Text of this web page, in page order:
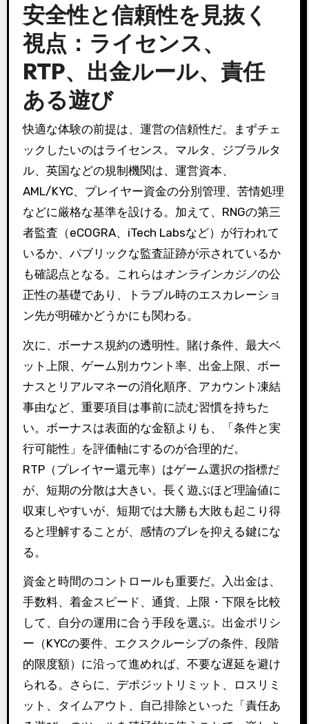
安全性と信頼性を見抜く
視点：ライセンス、
RTP、出金ルール、責任
ある遊び
快適な体験の前提は、運営の信頼性だ。まずチェ
ックしたいのはライセンス。マルタ、ジブラルタ
ル、英国などの規制機関は、運営資本、
AML/KYC、プレイヤー資金の分別管理、苦情処理
などに厳格な基準を設ける。加えて、RNGの第三
者監査（eCOGRA、iTech Labsなど）が行われて
いるか、パブリックな監査証跡が示されているか
も確認点となる。これらはオンラインカジノの公
正性の基礎であり、トラブル時のエスカレーショ
ン先が明確かどうかにも関わる。
次に、ボーナス規約の透明性。賭け条件、最大ベ
ット上限、ゲーム別カウント率、出金上限、ボー
ナスとリアルマネーの消化順序、アカウント凍結
事由など、重要項目は事前に読む習慣を持ちた
い。ボーナスは表面的な金額よりも、「条件と実
行可能性」を評価軸にするのが合理的だ。
RTP（プレイヤー還元率）はゲーム選択の指標だ
が、短期の分散は大きい。長く遊ぶほど理論値に
収束しやすいが、短期では大勝も大敗も起こり得
ると理解することが、感情のブレを抑える鍵にな
る。
資金と時間のコントロールも重要だ。入出金は、
手数料、着金スピード、通貨、上限・下限を比較
して、自分の運用に合う手段を選ぶ。出金ポリシ
ー（KYCの要件、エクスクルーシブの条件、段階
的限度額）に沿って進めれば、不要な遅延を避け
られる。さらに、デポジットリミット、ロスリミ
ット、タイムアウト、自己排除といった「責任あ